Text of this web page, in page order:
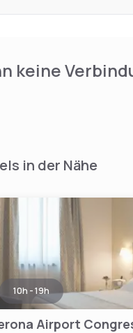
keine
in der Nähe
10h - 19h
Airport